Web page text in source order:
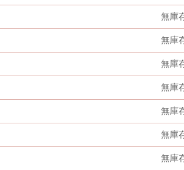
無庫
無庫
無庫
無庫
無庫
無庫
無庫